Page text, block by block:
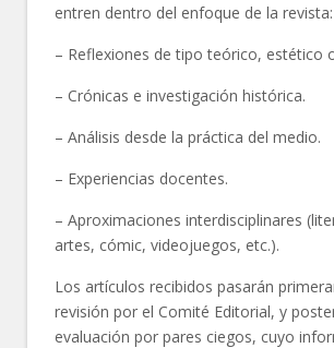
entren dentro del enfoque de la revista:
– Reflexiones de tipo teórico, estético
– Crónicas e investigación histórica.
– Análisis desde la práctica del medio.
– Experiencias docentes.
– Aproximaciones interdisciplinares
artes, cómic, videojuegos, etc.).
Los artículos recibidos pasarán
revisión por el Comité Editorial, y
evaluación por pares ciegos, cuyo